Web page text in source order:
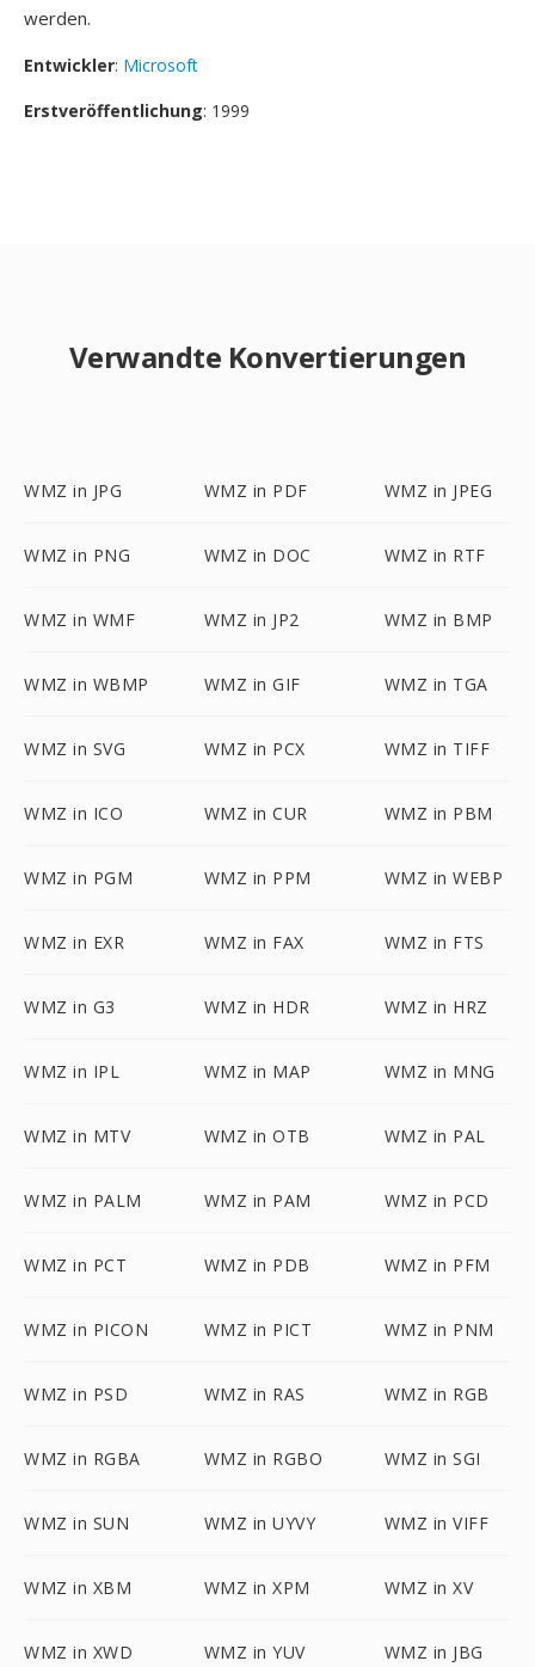
werden.
Entwickler: Microsoft
Erstveröffentlichung: 1999
Verwandte Konvertierungen
WMZ in JPG WMZ in PDF WMZ in JPEG
WMZ in PNG WMZ in DOC WMZ in RTF
WMZ in WMF WMZ in JP2 WMZ in BMP
WMZ in WBMP WMZ in GIF WMZ in TGA
WMZ in SVG WMZ in PCX WMZ in TIFF
WMZ in ICO WMZ in CUR WMZ in PBM
WMZ in PGM WMZ in PPM WMZ in WEBP
WMZ in EXR WMZ in FAX WMZ in FTS
WMZ in G3 WMZ in HDR WMZ in HRZ
WMZ in IPL WMZ in MAP WMZ in MNG
WMZ in MTV WMZ in OTB WMZ in PAL
WMZ in PALM WMZ in PAM WMZ in PCD
WMZ in PCT WMZ in PDB WMZ in PFM
WMZ in PICON WMZ in PICT WMZ in PNM
WMZ in PSD WMZ in RAS WMZ in RGB
WMZ in RGBA WMZ in RGBO WMZ in SGI
WMZ in SUN WMZ in UYVY WMZ in VIFF
WMZ in XBM WMZ in XPM WMZ in XV
WMZ in XWD WMZ in YUV WMZ in JBG